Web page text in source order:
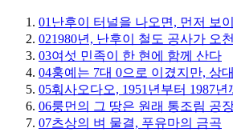
01 난후이 터널을 나오면, 먼저 보
021980년, 난후이 철도 공사가 오
03여섯 민족이 한 현에 함께 산다
04훙예는 7대 0으로 이겼지만, 상
05훠사오다오, 1951년부터 1987
06룽먼의 그 땅은 원래 통조림 공
07츠상의 벼 물결, 푸유마의 금곡